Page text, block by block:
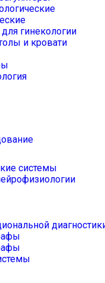
гинекологии
и кровати
системы